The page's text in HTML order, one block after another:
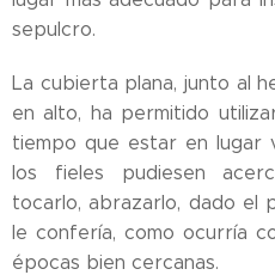
sepulcro.
La cubierta plana, junto al
en alto, ha permitido
tiempo que estar en lugar
los fieles pudiesen
tocarlo, abrazarlo, dado el
le confería, como ocurría
épocas bien cercanas.